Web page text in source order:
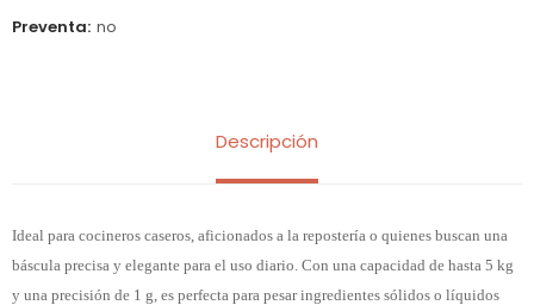
Preventa no
Descripción
Ideal para cocineros caseros, aficionados a la repostería o quienes buscan una
báscula precisa y elegante para el uso diario. Con una capacidad de hasta 5 kg
y una precisión de 1 g, es perfecta para pesar ingredientes sólidos o líquidos